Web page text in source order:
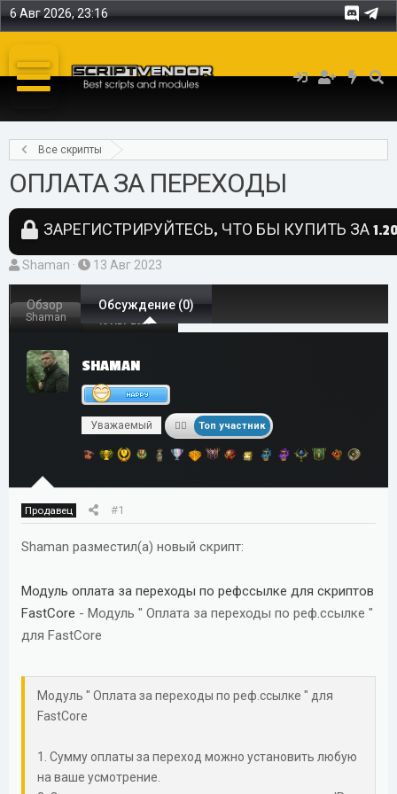
6 Авг 2026, 23:16
Все скрипты
ОПЛАТА ЗА ПЕРЕХОДЫ
ЗАРЕГИСТРИРУЙТЕСЬ, ЧТО БЫ КУПИТЬ ЗА 1.20
А
в
т
о
т
е
Shaman
Д
а
т
а
а
ч
а
л
13 Авг 2023
Обзор Обсуждение (0)
Shaman 13 Авг 2023
SHAMAN
Уважаемый Топ участник
Продавец #1
Shaman разместил(а) новый скрипт:
Модуль оплата за переходы по рефссылке для скриптов
FastCore - Модуль " Оплата за переходы по реф.ссылке "
для FastCore
Модуль " Оплата за переходы по реф.ссылке " для
FastCore
1. Сумму оплаты за переход можно установить любую
на ваше усмотрение.